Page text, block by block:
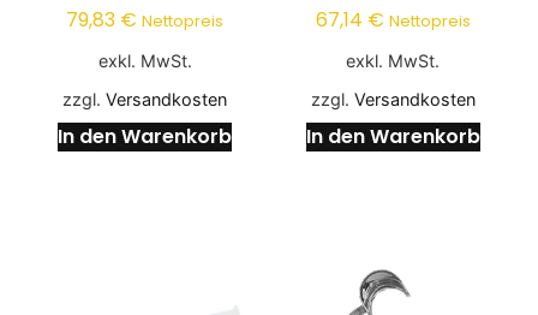
79,83 € Nettopreis
exkl. MwSt.
zzgl.Versandkosten
In den Warenkorb
67,14 € Nettopreis
exkl. MwSt.
zzgl. Versandkosten
In den Warenkorb